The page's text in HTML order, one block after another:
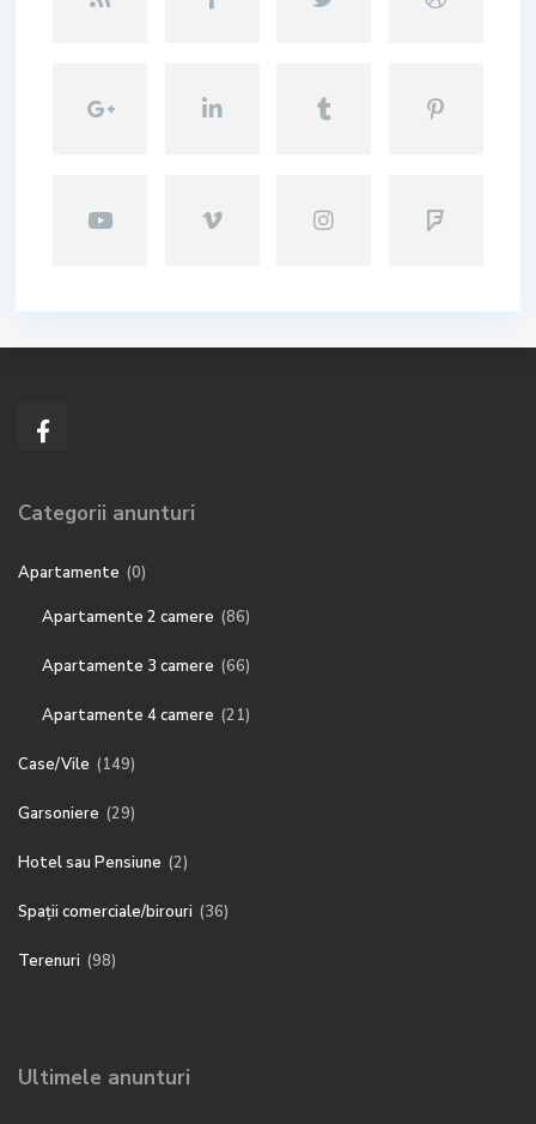
Categorii anunturi
Apartamente (0)
Apartamente 2 camere (86)
Apartamente 3 camere (66)
Apartamente 4 camere (21)
Case/Vile (149)
Garsoniere (29)
Hotel sau Pensiune (2)
Spații comerciale/birouri (36)
Terenuri (98)
Ultimele anunturi